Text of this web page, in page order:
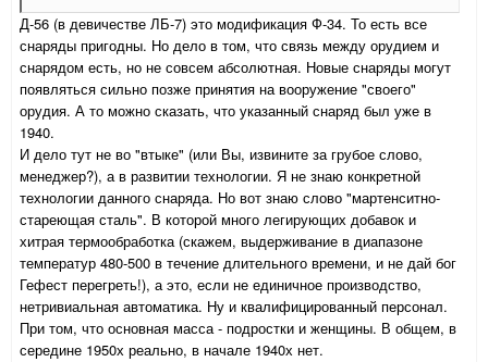
Д-56 (в девичестве ЛБ-7) это модификация Ф-34. То есть все
снаряды пригодны. Но дело в том, что связь между орудием и
снарядом есть, но не совсем абсолютная. Новые снаряды могут
появляться сильно позже принятия на вооружение "своего"
орудия. А то можно сказать, что указанный снаряд был уже в
1940.
И дело тут не во "втыке" (или Вы, извините за грубое слово,
менеджер?), а в развитии технологии. Я не знаю конкретной
технологии данного снаряда. Но вот знаю слово "мартенситно-
стареющая сталь". В которой много легирующих добавок и
хитрая термообработка (скажем, выдерживание в диапазоне
температур 480-500 в течение длительного времени, и не дай бог
Гефест перегреть!), а это, если не единичное производство,
нетривиальная автоматика. Ну и квалифицированный персонал.
При том, что основная масса - подростки и женщины. В общем, в
середине 1950х реально, в начале 1940х нет.